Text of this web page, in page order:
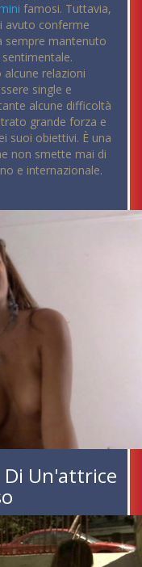
famosi. Tuttavia,
avuto conferme
sempre mantenuto
alcune relazioni
single e
alcune difficoltà
grande forza e
suoi obiettivi. È una
non smette mai di
e internazionale.
Di Un'attrice